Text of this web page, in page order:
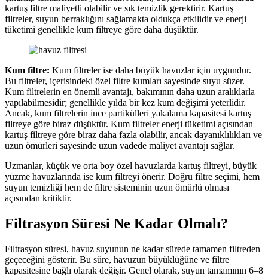
kartuş filtre maliyetli olabilir ve sık temizlik gerektirir. Kartuş
filtreler, suyun berraklığını sağlamakta oldukça etkilidir ve enerji
tüketimi genellikle kum filtreye göre daha düşüktür.
Kum filtre: Kum filtreler ise daha büyük havuzlar için uygundur.
Bu filtreler, içerisindeki özel filtre kumları sayesinde suyu süzer.
Kum filtrelerin en önemli avantajı, bakımının daha uzun aralıklarla
yapılabilmesidir; genellikle yılda bir kez kum değişimi yeterlidir.
Ancak, kum filtrelerin ince partikülleri yakalama kapasitesi kartuş
filtreye göre biraz düşüktür. Kum filtreler enerji tüketimi açısından
kartuş filtreye göre biraz daha fazla olabilir, ancak dayanıklılıkları ve
uzun ömürleri sayesinde uzun vadede maliyet avantajı sağlar.
Uzmanlar, küçük ve orta boy özel havuzlarda kartuş filtreyi, büyük
yüzme havuzlarında ise kum filtreyi önerir. Doğru filtre seçimi, hem
suyun temizliği hem de filtre sisteminin uzun ömürlü olması
açısından kritiktir.
Filtrasyon Süresi Ne Kadar Olmalı?
Filtrasyon süresi, havuz suyunun ne kadar sürede tamamen filtreden
geçeceğini gösterir. Bu süre, havuzun büyüklüğüne ve filtre
kapasitesine bağlı olarak değişir. Genel olarak, suyun tamamının 6–8